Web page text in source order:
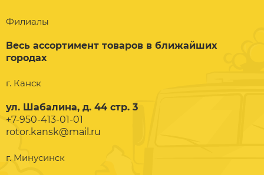
Филиалы
Весь ассортимент товаров в ближайших
городах
г. Канск
ул. Шабалина, д. 44 стр. 3
+7-950-413-01-01
rotor.kansk@mail.ru
г. Минусинск